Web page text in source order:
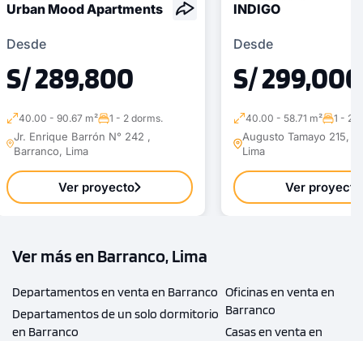
Urban Mood Apartments
Desde
S/ 289,800
40.00 - 90.67 m² 1 - 2 dorms.
Jr. Enrique Barrón N° 242 ,
Barranco, Lima
Ver proyecto
INDIGO
Desde
S/ 299,000
40.00 - 58.71 m² 1 - 2
Augusto Tamayo 215,
Lima
Ver proyecto
Ver más en Barranco, Lima
Departamentos en venta en Barranco
Departamentos de un solo dormitorio
en Barranco
Oficinas en venta en
Barranco
Casas en venta en